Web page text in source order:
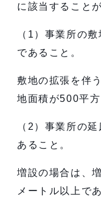
に該当すること
（1）事業所の
であること。
敷地の拡張を伴
地面積が500平
（2）事業所の
あること。
増設の場合は、
メートル以上で